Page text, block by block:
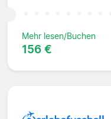
Mehr lesen/Buchen
156 €